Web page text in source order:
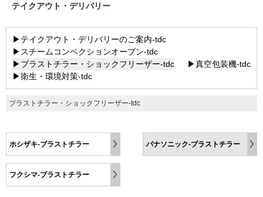
テイクアウト・デリバリー
▶テイクアウト・デリバリーのご案内-tdc
▶スチームコンベクションオーブン-tdc
▶ブラストチラー・ショックフリーザー-tdc
▶真空包装機-tdc
▶衛生・環境対策-tdc
ブラストチラー・ショックフリーザー-tdc
ホシザキ-ブラストチラー パナソニック-ブラストチラー
フクシマ-ブラストチラー